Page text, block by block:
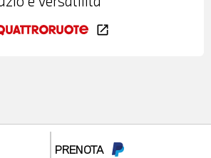
open_in_new
PRENOTA